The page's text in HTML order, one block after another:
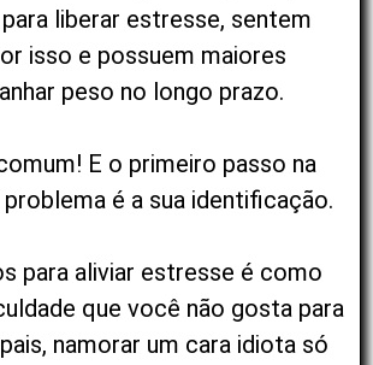
liberar estresse, sentem
isso e possuem maiores
peso no longo prazo.
E o primeiro passo na
é a sua identificação.
para aliviar estresse é como
que você não gosta para
namorar um cara idiota só